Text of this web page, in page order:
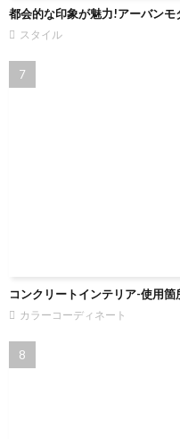
都会的な印象が魅力!アーバン
スタイル
コンクリートインテリア-使用
カラーコーディネート